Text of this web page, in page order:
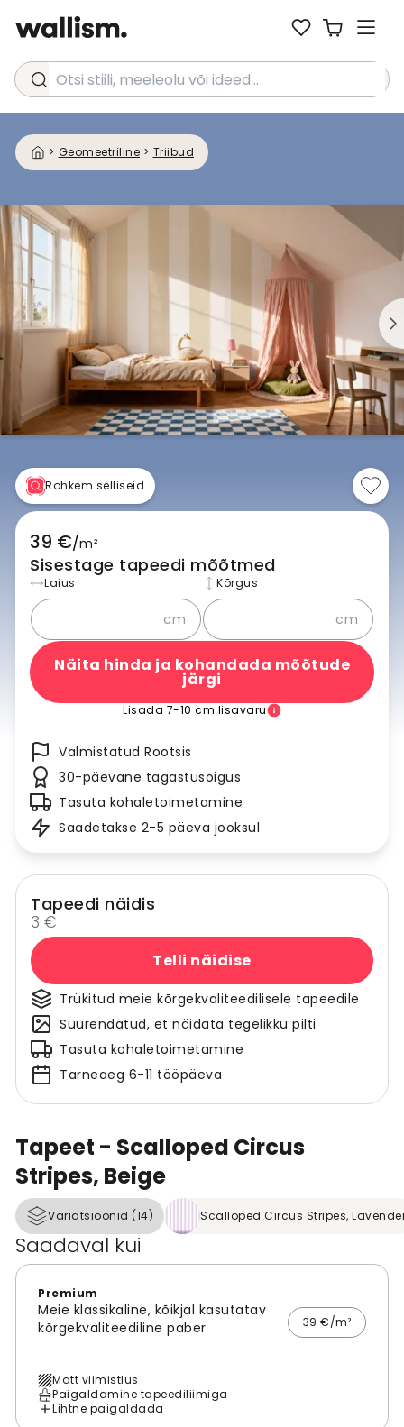
Otsi stiili, meeleolu või ideed...
> Geomeetriline > Triibud
Tapeet - Scalloped Circus
Stripes, Beige
Variatsioonid (14) Scalloped Circus Stripes,
Saadaval kui
Premium
Meie klassikaline, kõikjal kasutatav
kõrgekvaliteediline paber
39 €/m²
Matt viimistlus
Paigaldamine tapeediliimiga
Lihtne paigaldada
Rohkem selliseid
39 €/m²
Sisestage tapeedi mõõtmed
Laius
cm
Kõrgus
cm
Näita hinda ja kohandada mõõtude
järgi
Lisada 7-10 cm lisavaru
Valmistatud Rootsis
30-päevane tagastusõigus
Tasuta kohaletoimetamine
Saadetakse 2-5 päeva jooksul
Tapeedi näidis
3 €
Telli näidise
Trükitud meie kõrgekvaliteedilisele tapeedile
Suurendatud, et näidata tegelikku pilti
Tasuta kohaletoimetamine
Tarneaeg 6-11 tööpäeva